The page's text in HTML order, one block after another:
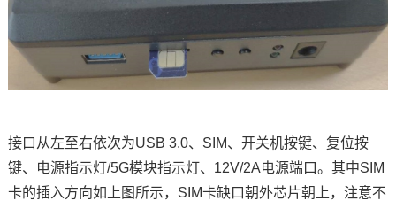
接口从左至右依次为USB 3.0、SIM、开关机按键、复位按
键、电源指示灯/5G模块指示灯、12V/2A电源端口。其中SIM
卡的插入方向如上图所示，SIM卡缺口朝外芯片朝上，注意不